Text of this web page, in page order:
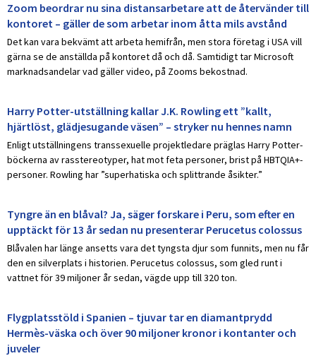
Zoom beordrar nu sina distansarbetare att de återvänder till
kontoret – gäller de som arbetar inom åtta mils avstånd
Det kan vara bekvämt att arbeta hemifrån, men stora företag i USA vill
gärna se de anställda på kontoret då och då. Samtidigt tar Microsoft
marknadsandelar vad gäller video, på Zooms bekostnad.
Harry Potter-utställning kallar J.K. Rowling ett ”kallt,
hjärtlöst, glädjesugande väsen” – stryker nu hennes namn
Enligt utställningens transsexuelle projektledare präglas Harry Potter-
böckerna av rasstereotyper, hat mot feta personer, brist på HBTQIA+-
personer. Rowling har ”superhatiska och splittrande åsikter.”
Tyngre än en blåval? Ja, säger forskare i Peru, som efter en
upptäckt för 13 år sedan nu presenterar Perucetus colossus
Blåvalen har länge ansetts vara det tyngsta djur som funnits, men nu får
den en silverplats i historien. Perucetus colossus, som gled runt i
vattnet för 39 miljoner år sedan, vägde upp till 320 ton.
Flygplatsstöld i Spanien – tjuvar tar en diamantprydd
Hermès-väska och över 90 miljoner kronor i kontanter och
juveler